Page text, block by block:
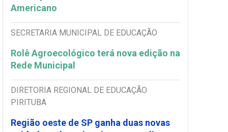
Americano
SECRETARIA MUNICIPAL DE EDUCAÇÃO
Rolê Agroecológico terá nova edição na
Rede Municipal
DIRETORIA REGIONAL DE EDUCAÇÃO
PIRITUBA
Região oeste de SP ganha duas novas